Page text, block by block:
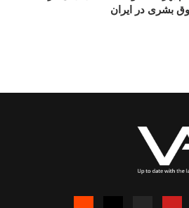
بشری در ایران